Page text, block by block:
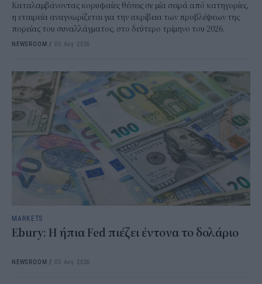
Καταλαμβάνοντας κορυφαίες θέσεις σε μία σειρά από κατηγορίες,
η εταιρεία αναγνωρίζεται για την ακρίβεια των προβλέψεων της
πορείας του συναλλάγματος, στο δεύτερο τρίμηνο του 2026.
NEWSROOM / 05 Αυγ 2026
MARKETS
Ebury: Η ήπια Fed πιέζει έντονα το δολάριο
NEWSROOM / 03 Αυγ 2026